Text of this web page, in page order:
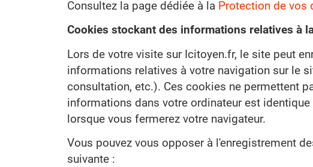
Consultez la page dédiée à la Protection de vos
Cookies stockant des informations relatives à
Lors de votre visite sur Icitoyen.fr, le site peut
informations relatives à votre navigation sur le
consultation, etc.). Ces cookies ne permettent
informations dans votre ordinateur est
lorsque vous fermerez votre navigateur.
Vous pouvez vous opposer à l'enregistrement
suivante :